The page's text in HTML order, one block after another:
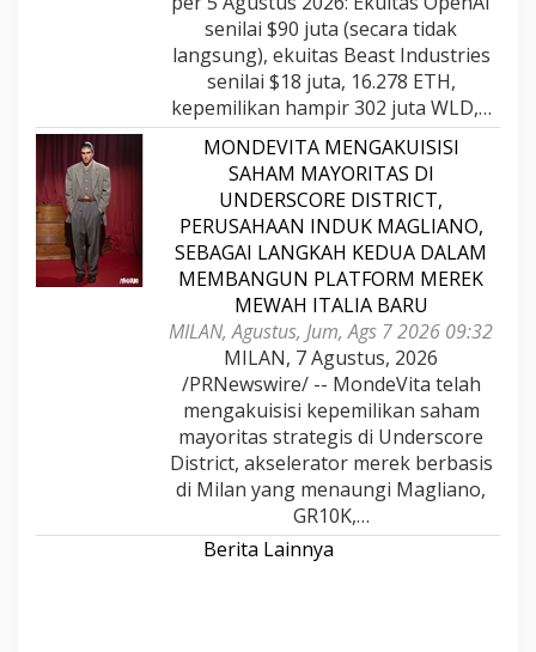
senilai $90 juta (secara tidak
langsung), ekuitas Beast Industries
senilai $18 juta, 16.278 ETH,
kepemilikan hampir 302 juta WLD,…
MONDEVITA MENGAKUISISI
SAHAM MAYORITAS DI
UNDERSCORE DISTRICT,
PERUSAHAAN INDUK MAGLIANO,
SEBAGAI LANGKAH KEDUA DALAM
MEMBANGUN PLATFORM MEREK
MEWAH ITALIA BARU
MILAN, Agustus, Jum, Ags 7 2026 09:32
MILAN, 7 Agustus, 2026
/PRNewswire/ -- MondeVita telah
mengakuisisi kepemilikan saham
mayoritas strategis di Underscore
District, akselerator merek berbasis
di Milan yang menaungi Magliano,
GR10K,…
Berita Lainnya